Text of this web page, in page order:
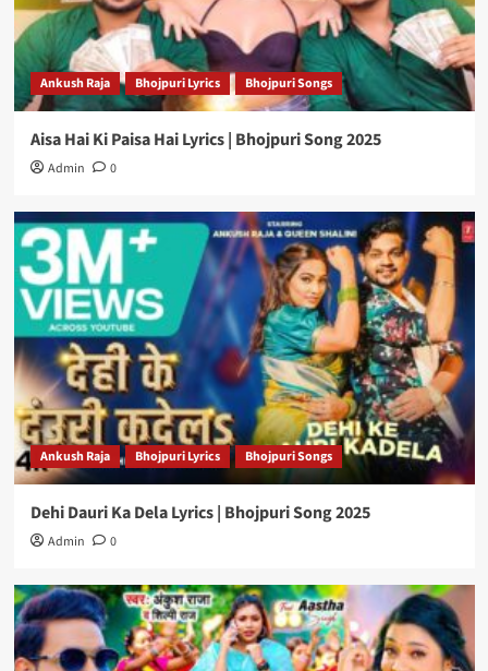
Ankush Raja Bhojpuri Lyrics Bhojpuri Songs
Aisa Hai Ki Paisa Hai Lyrics | Bhojpuri Song 2025
Admin 0
Ankush Raja Bhojpuri Lyrics Bhojpuri Songs
Dehi Dauri Ka Dela Lyrics | Bhojpuri Song 2025
Admin 0